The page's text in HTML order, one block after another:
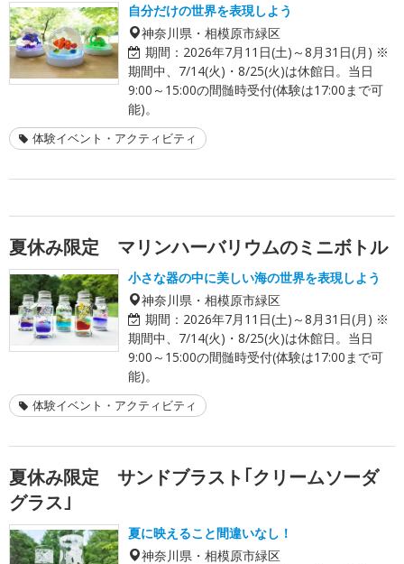
自分だけの世界を表現しよう
神奈川県・相模原市緑区
期間： 2026年7月11日(土)～8月31日(月) ※
期間中、7/14(火)・8/25(火)は休館日。当日
9:00～15:00の間髄時受付(体験は17:00まで可
能)。
体験イベント・アクティビティ
夏休み限定 マリンハーバリウムのミニボトル
小さな器の中に美しい海の世界を表現しよう
神奈川県・相模原市緑区
期間： 2026年7月11日(土)～8月31日(月) ※
期間中、7/14(火)・8/25(火)は休館日。当日
9:00～15:00の間髄時受付(体験は17:00まで可
能)。
体験イベント・アクティビティ
夏休み限定 サンドブラスト｢クリームソーダ
グラス｣
夏に映えること間違いなし！
神奈川県・相模原市緑区